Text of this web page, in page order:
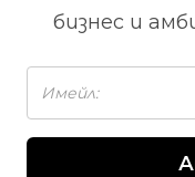
бизнес и